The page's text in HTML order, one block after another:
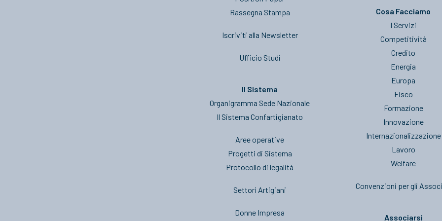
Rassegna Stampa
Iscriviti alla Newsletter
Ufficio Studi
Il Sistema
Organigramma Sede Nazionale
Il Sistema Confartigianato
Aree operative
Progetti di Sistema
Protocollo di legalità
Settori Artigiani
Donne Impresa
Cosa Facciamo
I Servizi
Competitività
Credito
Energia
Europa
Fisco
Formazione
Innovazione
Internazionalizzazione
Lavoro
Welfare
Convenzioni per gli
Associarsi